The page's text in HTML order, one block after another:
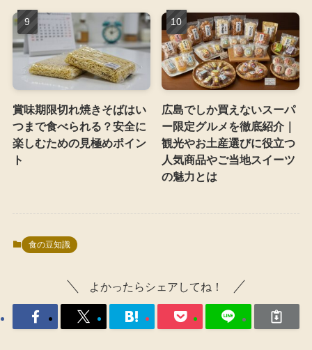
賞味期限切れ焼きそばはい
つまで食べられる？安全に
楽しむための見極めポイン
ト
広島でしか買えないスーパ
ー限定グルメを徹底紹介｜
観光やお土産選びに役立つ
人気商品やご当地スイーツ
の魅力とは
食の豆知識
よかったらシェアしてね！